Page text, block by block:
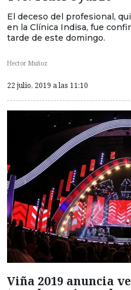
El deceso del profesional,
en la Clínica Indisa, fue
tarde de este domingo.
Hector Muñoz
22 julio, 2019 a las 11:10
Viña 2019 anuncia